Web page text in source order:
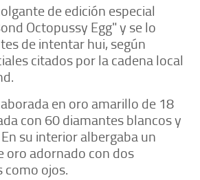
de edición especial
Octopussy Egg" y se lo
de intentar hui, según
citados por la cadena local
en oro amarillo de 18
con 60 diamantes blancos y
su interior albergaba un
oro adornado con dos
como ojos.